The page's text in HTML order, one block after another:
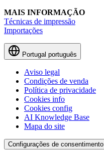
MAIS INFORMAÇÃO
Técnicas de impressão
Importações
Portugal português
Aviso legal
Condições de venda
Política de privacidade
Cookies info
Cookies config
AI Knowledge Base
Mapa do site
Configurações de consentimento